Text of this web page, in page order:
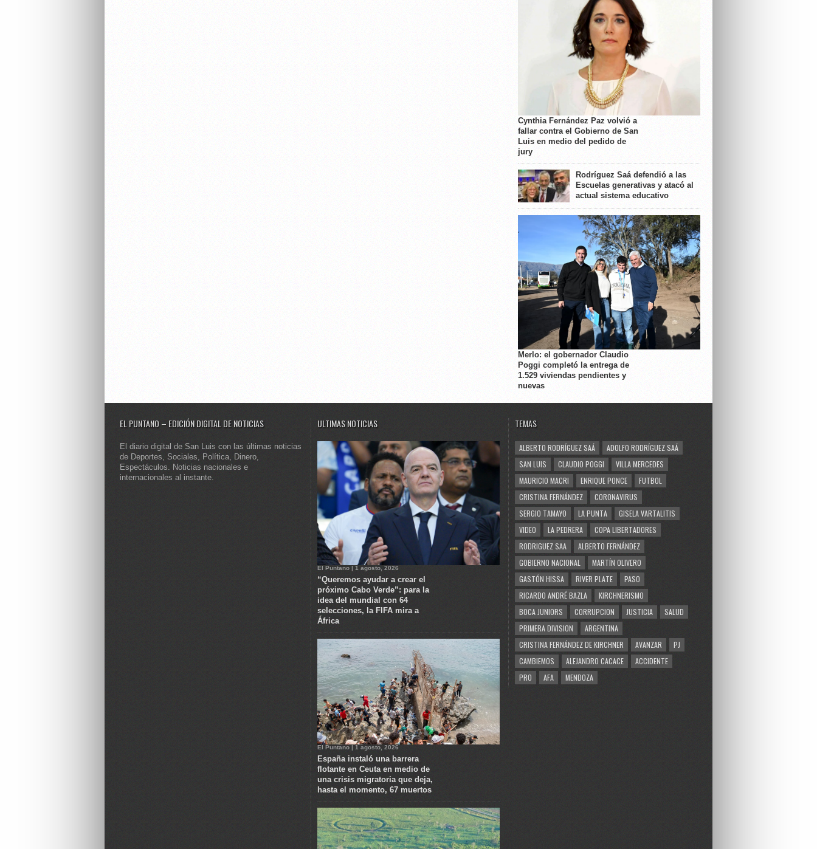
Cynthia Fernández Paz volvió a
fallar contra el Gobierno de San
Luis en medio del pedido de
jury
Rodríguez Saá defendió a las
Escuelas generativas y atacó al
actual sistema educativo
Merlo: el gobernador Claudio
Poggi completó la entrega de
1.529 viviendas pendientes y
nuevas
EL PUNTANO – EDICIÓN DIGITAL DE NOTICIAS
El diario digital de San Luis con las últimas noticias
de Deportes, Sociales, Política, Dinero,
Espectáculos. Noticias nacionales e
internacionales al instante.
ULTIMAS NOTICIAS
El Puntano | 1 agosto, 2026
“Queremos ayudar a crear el
próximo Cabo Verde”: para la
idea del mundial con 64
selecciones, la FIFA mira a
África
El Puntano | 1 agosto, 2026
España instaló una barrera
flotante en Ceuta en medio de
una crisis migratoria que deja,
hasta el momento, 67 muertos
TEMAS
ALBERTO RODRÍGUEZ SAÁ
ADOLFO RODRÍGUEZ SAÁ
SAN LUIS
CLAUDIO POGGI
VILLA MERCEDES
MAURICIO MACRI
ENRIQUE PONCE
FUTBOL
CRISTINA FERNÁNDEZ
CORONAVIRUS
SERGIO TAMAYO
LA PUNTA
GISELA VARTALITIS
VIDEO
LA PEDRERA
COPA LIBERTADORES
RODRIGUEZ SAA
ALBERTO FERNÁNDEZ
GOBIERNO NACIONAL
MARTÍN OLIVERO
GASTÓN HISSA
RIVER PLATE
PASO
RICARDO ANDRÉ BAZLA
KIRCHNERISMO
BOCA JUNIORS
CORRUPCION JUSTICIA
SALUD
PRIMERA DIVISION
ARGENTINA
CRISTINA FERNÁNDEZ DE KIRCHNER
AVANZAR
PJ
CAMBIEMOS
ALEJANDRO CACACE
ACCIDENTE
PRO
AFA MENDOZA